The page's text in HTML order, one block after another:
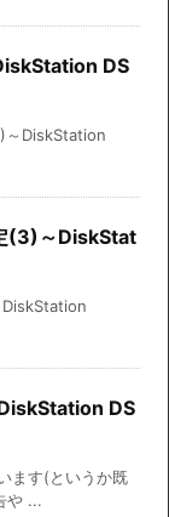
DS
～DiskStation
(3)～DiskStat
DS
ます(というか既
や ...